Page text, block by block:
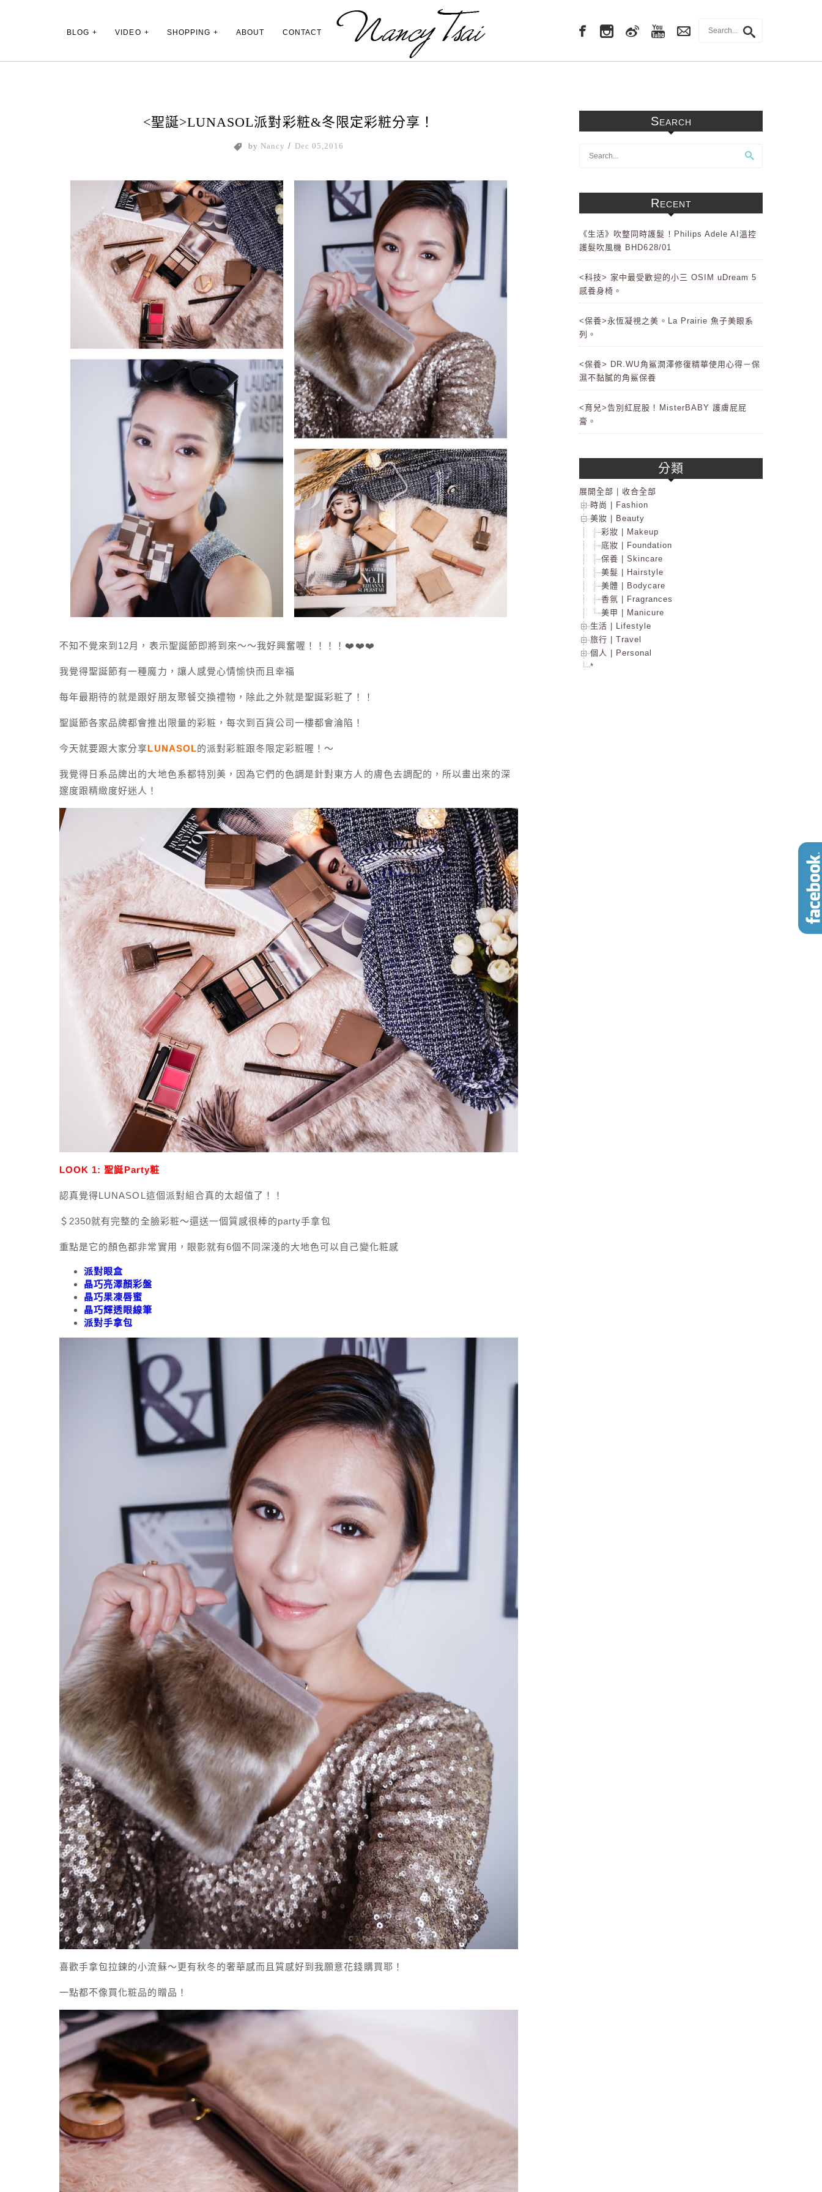
Main Menu
BLOG VIDEO SHOPPING ABOUT CONTACT
<聖誕>LUNASOL派對彩粧&冬限定彩粧分享！
by Nancy / Dec 05,2016
不知不覺來到12月，表示聖誕節即將到來～～我好興奮喔！！！！❤️❤️❤️
我覺得聖誕節有一種魔力，讓人感覺心情愉快而且幸福
每年最期待的就是跟好朋友聚餐交換禮物，除此之外就是聖誕彩粧了！！
聖誕節各家品牌都會推出限量的彩粧，每次到百貨公司一樓都會淪陷！
今天就要跟大家分享LUNASOL的派對彩粧跟冬限定彩粧喔！～
我覺得日系品牌出的大地色系都特別美，因為它們的色調是針對東方人的膚色去調配的，所以畫出來的深
邃度跟精緻度好迷人！
LOOK 1: 聖誕Party粧
認真覺得LUNASOL這個派對組合真的太超值了！！
＄2350就有完整的全臉彩粧～還送一個質感很棒的party手拿包
重點是它的顏色都非常實用，眼影就有6個不同深淺的大地色可以自己變化粧感
派對眼盒
晶巧亮澤顏彩盤
晶巧果凍唇蜜
晶巧輝透眼線筆
派對手拿包
喜歡手拿包拉鍊的小流蘇～更有秋冬的奢華感而且質感好到我願意花錢購買耶！
一點都不像買化粧品的贈品！
Search
Recent
《生活》吹整同時護髮！Philips Adele AI溫控
護髮吹風機 BHD628/01
<科技> 家中最受歡迎的小三 OSIM uDream 5
感養身椅。
<保養>永恆凝視之美。La Prairie 魚子美眼系
列。
<保養> DR.WU角鯊潤澤修復精華使用心得－保
濕不黏膩的角鯊保養
<育兒>告別紅屁股！MisterBABY 護膚屁屁
膏。
分類
展開全部
收合全部
時尚 | Fashion
美妝 | Beauty
彩妝 | Makeup
底妝 | Foundation
保養 | Skincare
美髮 | Hairstyle
美體 | Bodycare
香氛 | Fragrances
美甲 | Manicure
生活 | Lifestyle
旅行 | Travel
個人 | Personal
*